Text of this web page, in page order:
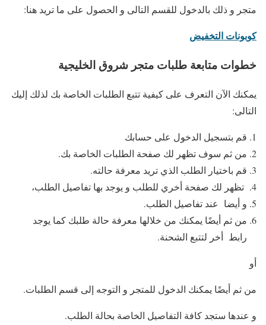
متجر و ذلك بالدخول للقسم التالى و الحصول على ما تريد هنا:
كوبونات التخفيض
خطوات متابعة طلبات متجر شروق الخليجية
يمكنك الآن التعرف على كيفية تتبع الطلبات الخاصة بك لذلك إليك
التالى:
قم بتسجيل الدخول على حسابك
من ثم سوف تظهر لك صفحة الطلبات الخاصة بك.
قم باختيار الطلب الذي تريد معرفة حالته.
تظهر لك صفحة أخري للطلب و يوجد بها تفاصيل الطلب،
و أيضا عند تفاصيل الطلب.
من ثم أيضًا يمكنك من خلالها معرفة حالة طلبك كما يوجد
رابط أخر لتتبع الشحنة.
أو
من ثم أيضًا يمكنك الدخول للمتجر و التوجه إلى قسم الطلبات.
و عندها ستجد كافة التفاصيل الخاصة بحالة الطلب.